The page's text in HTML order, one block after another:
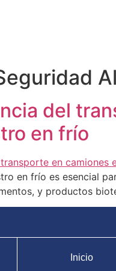
del
en frío
en frío es esencial
y productos
Inicio